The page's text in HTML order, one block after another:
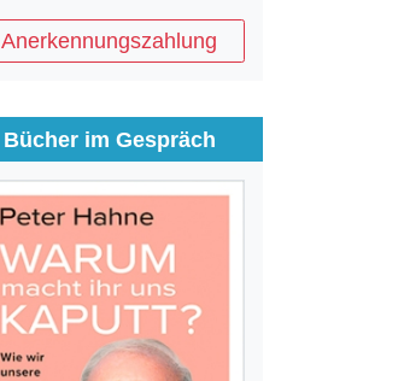
Anerkennungszahlung
Bücher im Gespräch